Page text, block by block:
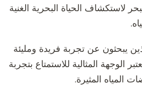
لاستكشاف الحياة البحرية الغنية
يبحثون عن تجربة فريدة ومليئة
الوجهة المثالية للاستمتاع بتجربة
المياه المثيرة.